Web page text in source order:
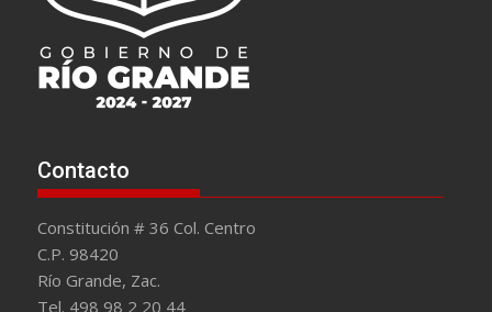
Contacto
Constitución # 36 Col. Centro
C.P. 98420
Río Grande, Zac.
Tel. 498 98 2 20 44